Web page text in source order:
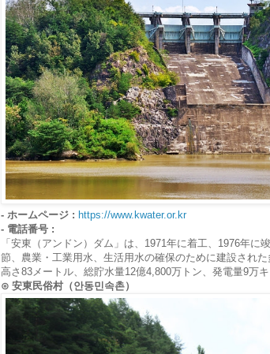
- ホームページ : https://www.kwater.or.kr
- 電話番号 :
「安東（アンドン）ダム」は、1971年に着工、1976年に
節、農業・工業用水、生活用水の確保のために建設された
高さ83メートル、総貯水量12億4,800万トン、発電量9万キ
⊙ 安東民俗村（안동민속촌）